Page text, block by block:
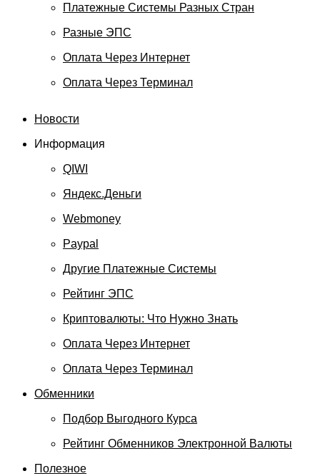
Платежные Системы Разных Стран
Разные ЭПС
Оплата Через Интернет
Оплата Через Терминал
Новости
Информация
QIWI
Яндекс.Деньги
Webmoney
Paypal
Другие Платежные Системы
Рейтинг ЭПС
Криптовалюты: Что Нужно Знать
Оплата Через Интернет
Оплата Через Терминал
Обменники
Подбор Выгодного Курса
Рейтинг Обменников Электронной Валюты
Полезное